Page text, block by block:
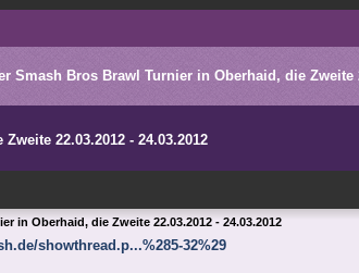
Smash Bros Brawl Turnier in Oberhaid, die Zweite
22.03.2012 - 24.03.2012
in Oberhaid, die Zweite 22.03.2012 - 24.03.2012
showthread.p...%285-32%29